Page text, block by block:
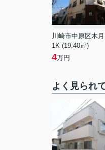
川崎市中原区木
1K (19.40㎡)
4万円
よく見られ